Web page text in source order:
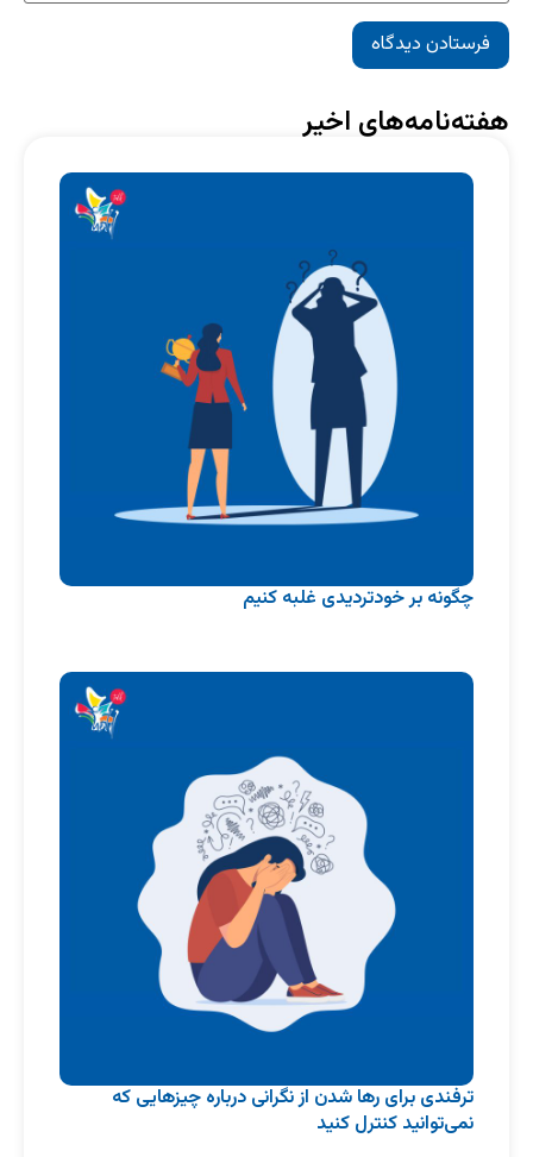
هفته‌نامه‌های اخیر
چگونه بر خود‌تردیدی غلبه کنیم
ترفندی برای رها شدن از نگرانی درباره چیزهایی که
نمی‌توانید کنترل کنید